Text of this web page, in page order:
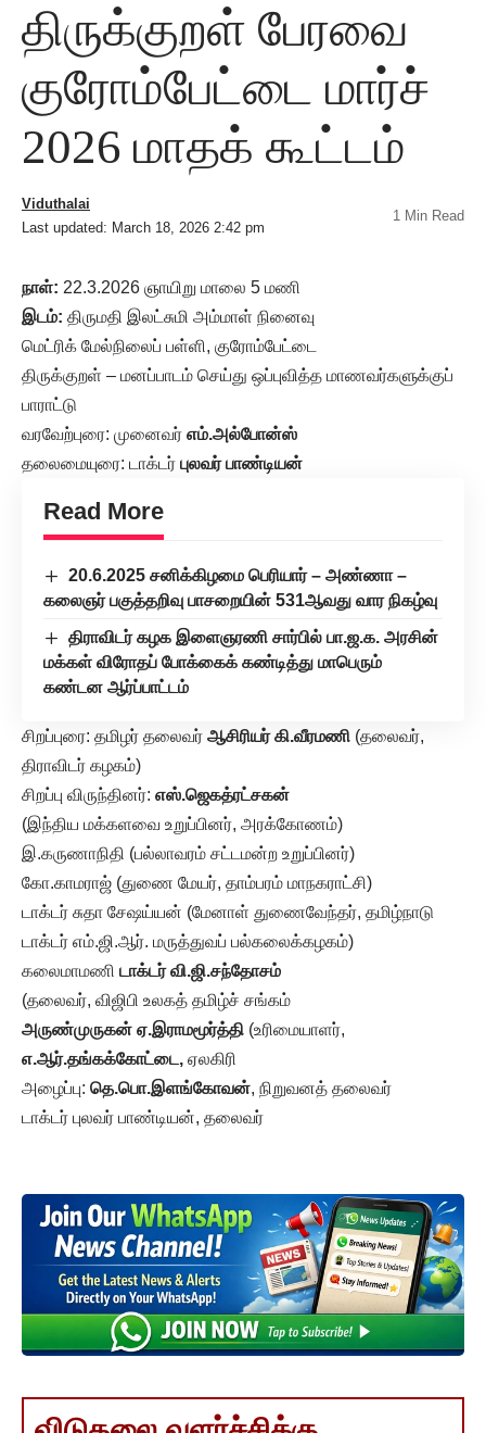
திருக்குறள் பேரவை
குரோம்பேட்டை மார்ச்
2026 மாதக் கூட்டம்
Last updated: March 18, 2026 2:42 pm
Viduthalai
1 Min Read
நாள்: 22.3.2026 ஞாயிறு மாலை 5 மணி
இடம்: திருமதி இலட்சுமி அம்மாள் நினைவு
மெட்ரிக் மேல்நிலைப் பள்ளி, குரோம்பேட்டை
திருக்குறள் – மனப்பாடம் செய்து ஒப்புவித்த மாணவர்களுக்குப்
பாராட்டு
வரவேற்புரை: முனைவர் எம்.அல்போன்ஸ்
தலைமையுரை: டாக்டர் புலவர் பாண்டியன்
Read More
20.6.2025 சனிக்கிழமை பெரியார் – அண்ணா –
கலைஞர் பகுத்தறிவு பாசறையின் 531ஆவது வார நிகழ்வு
திராவிடர் கழக இளைஞரணி சார்பில் பா.ஜ.க. அரசின்
மக்கள் விரோதப் போக்கைக் கண்டித்து மாபெரும்
கண்டன ஆர்ப்பாட்டம்
சிறப்புரை: தமிழர் தலைவர் ஆசிரியர் கி.வீரமணி (தலைவர்,
திராவிடர் கழகம்)
சிறப்பு விருந்தினர்: எஸ்.ஜெகத்ரட்சகன்
(இந்திய மக்களவை உறுப்பினர், அரக்கோணம்)
இ.கருணாநிதி (பல்லாவரம் சட்டமன்ற உறுப்பினர்)
கோ.காமராஜ் (துணை மேயர், தாம்பரம் மாநகராட்சி)
டாக்டர் சுதா சேஷய்யன் (மேனாள் துணைவேந்தர், தமிழ்நாடு
டாக்டர் எம்.ஜி.ஆர். மருத்துவப் பல்கலைக்கழகம்)
கலைமாமணி டாக்டர் வி.ஜி.சந்தோசம்
(தலைவர், விஜிபி உலகத் தமிழ்ச் சங்கம்
அருண்முருகன் ஏ.இராமமூர்த்தி (உரிமையாளர்,
எ.ஆர்.தங்கக்கோட்டை, ஏலகிரி
அழைப்பு: தெ.பொ.இளங்கோவன், நிறுவனத் தலைவர்
டாக்டர் புலவர் பாண்டியன், தலைவர்